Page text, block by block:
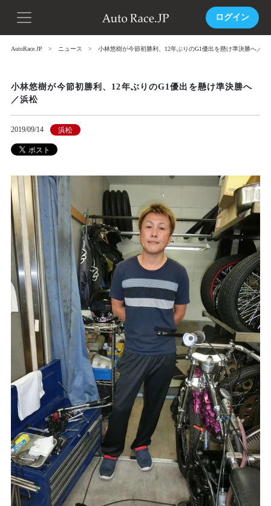
ログイン
AutoRace.JP ニュース 小林悠樹が今節初勝利、12年ぶりのG1優出を懸け準決勝へ／浜
小林悠樹が今節初勝利、12年ぶりのG1優出を懸け準決勝へ
／浜松
2019/09/14 浜松